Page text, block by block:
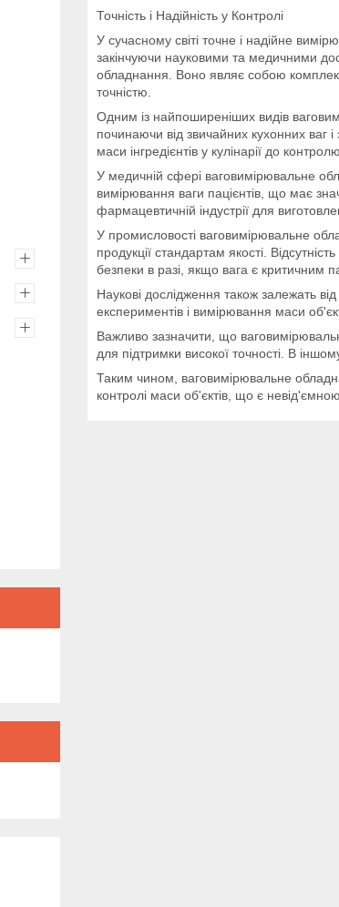
Точність і Надійність у Контролі
У сучасному світі точне і надійне
закінчуючи науковими та медичними
обладнання. Воно являє собою
точністю.
Одним із найпоширеніших видів
починаючи від звичайних кухонних ваг
маси інгредієнтів у кулінарії до
У медичній сфері ваговимірювальне
вимірювання ваги пацієнтів, що має
фармацевтичній індустрії для
У промисловості ваговимірювальне
продукції стандартам якості.
безпеки в разі, якщо вага є критичним
Наукові дослідження також залежать
експериментів і вимірювання маси
Важливо зазначити, що
для підтримки високої точності. В
Таким чином, ваговимірювальне
контролі маси об'єктів, що є